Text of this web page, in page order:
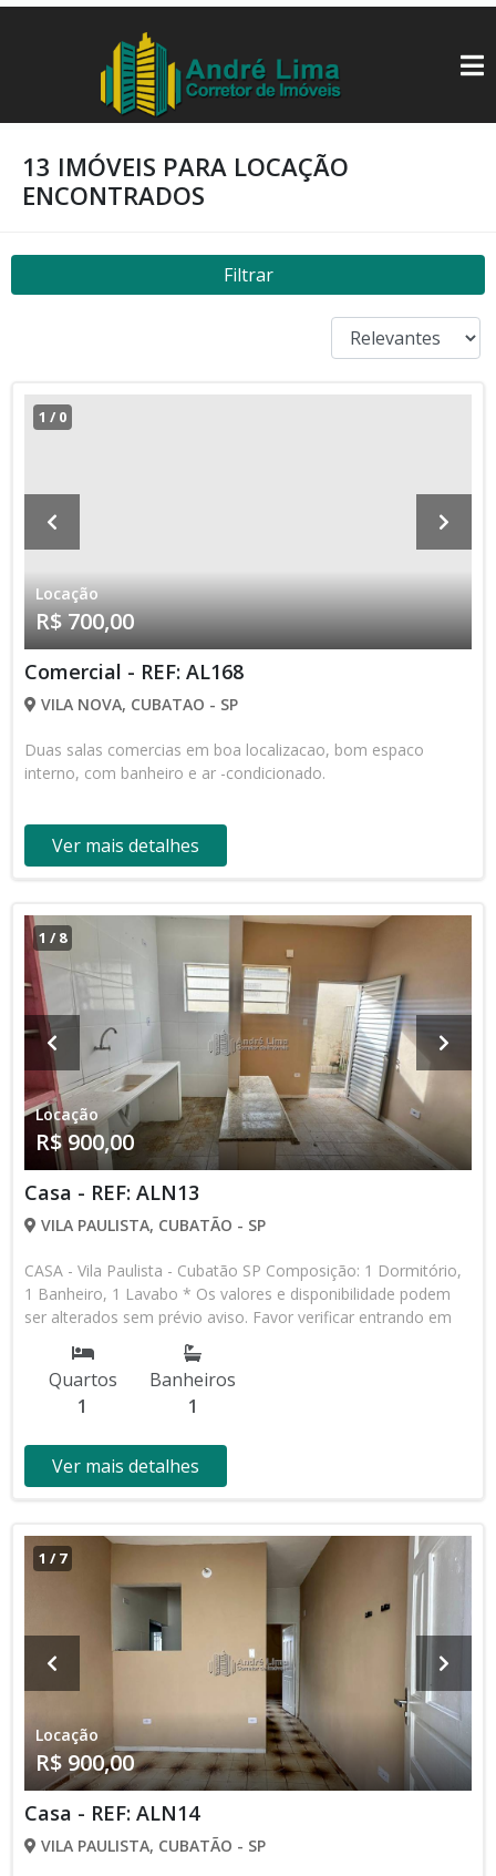
13 IMÓVEIS PARA LOCAÇÃO
ENCONTRADOS
Filtrar
1 / 0
Locação
R$ 700,00
Comercial - REF: AL168
VILA NOVA, CUBATAO - SP
Duas salas comercias em boa localizacao, bom espaco
interno, com banheiro e ar -condicionado.
Ver mais detalhes
1 / 8
Locação
R$ 900,00
Casa - REF: ALN13
VILA PAULISTA, CUBATÃO - SP
CASA - Vila Paulista - Cubatão SP Composição: 1 Dormitório,
1 Banheiro, 1 Lavabo * Os valores e disponibilidade podem
ser alterados sem prévio aviso. Favor verificar entrando em
contato com nossa equipe
Quartos
1
Banheiros
1
Ver mais detalhes
1 /7
Locação
R$ 900,00
Casa - REF: ALN14
VILA PAULISTA, CUBATÃO - SP